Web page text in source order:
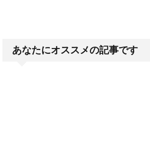
あなたにオススメの記事です